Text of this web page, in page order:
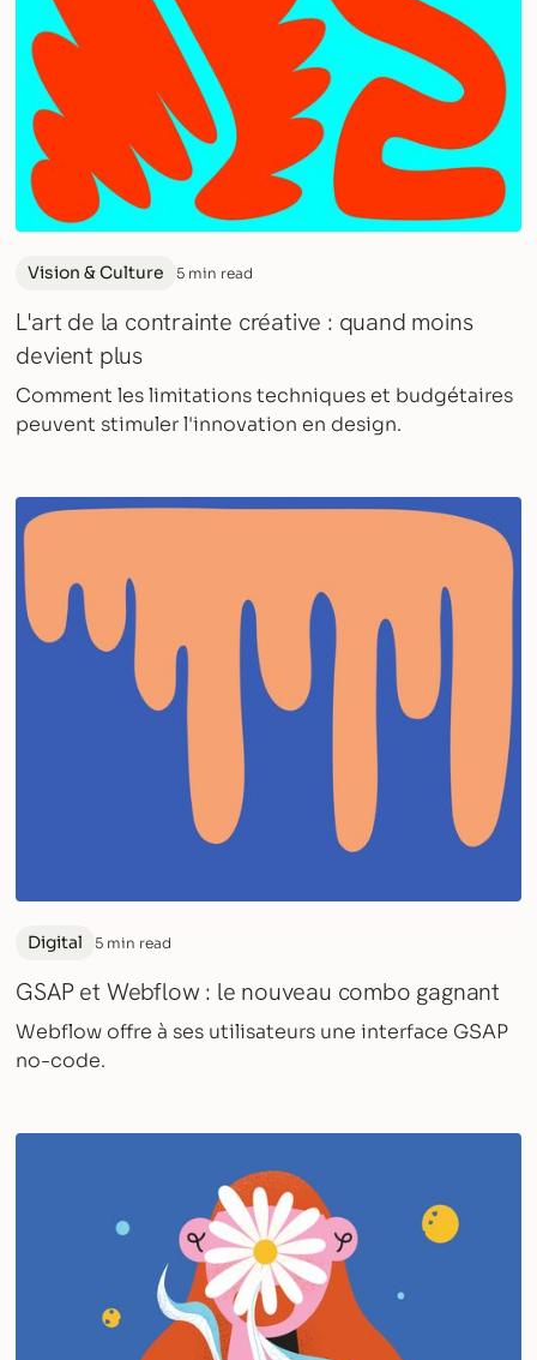
Vision & Culture 5 min read
L'art de la contrainte créative : quand moins
devient plus
Comment les limitations techniques et budgétaires
peuvent stimuler l'innovation en design.
Digital 5 min read
GSAP et Webflow : le nouveau combo gagnant
Webflow offre à ses utilisateurs une interface GSAP
no-code.